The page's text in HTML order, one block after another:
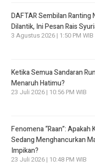
DAFTAR Sembilan Ranting
Dilantik, Ini Pesan Rais
3 Agustus 2026 | 1:50 PM WIB
Ketika Semua Sandaran
Menaruh Hatimu?
23 Juli 2026 | 10:56 PM WIB
Fenomena “Raan”: Apakah
Sedang Menghancurkan
Impikan?
23 Juli 2026 | 10:48 PM WIB